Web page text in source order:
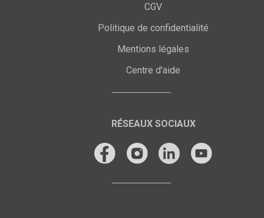
CGV
Politique de confidentialité
Mentions légales
Centre d'aide
RÉSEAUX SOCIAUX